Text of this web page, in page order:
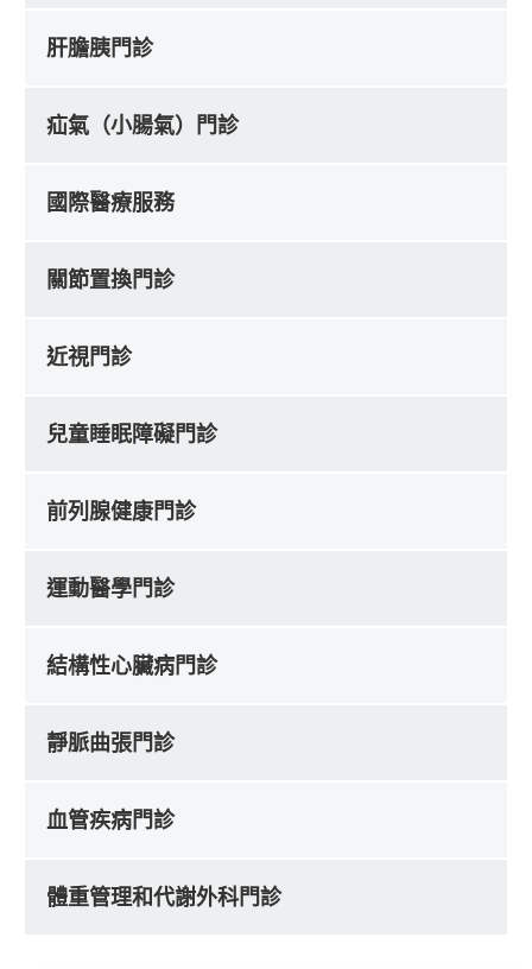
肝膽胰門診
疝氣（小腸氣）門診
國際醫療服務
關節置換門診
近視門診
兒童睡眠障礙門診
前列腺健康門診
運動醫學門診
結構性心臟病門診
靜脈曲張門診
血管疾病門診
體重管理和代謝外科門診